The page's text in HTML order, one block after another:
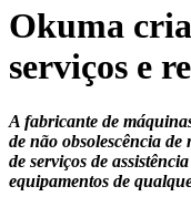
Okuma
serviços e
A fabricante de
de não obsolescência
de serviços de
equipamentos de